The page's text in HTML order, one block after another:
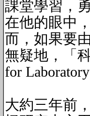
課堂學習，
在他的眼中
而，如果要
無疑地，「
for
大約三年前